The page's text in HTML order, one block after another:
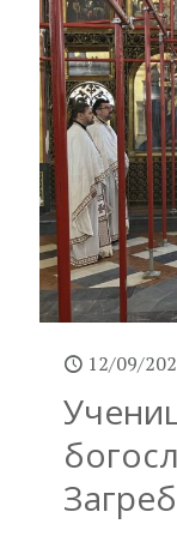
12/09/
Загреб